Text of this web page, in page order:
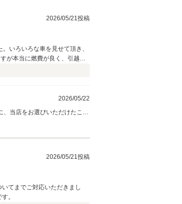
2026/05/21投稿
いろいろな車を見せて頂き、
が本当に燃費が良く、引越し
2026/05/22
2026/05/21投稿
てまでご対応いただきまし
。